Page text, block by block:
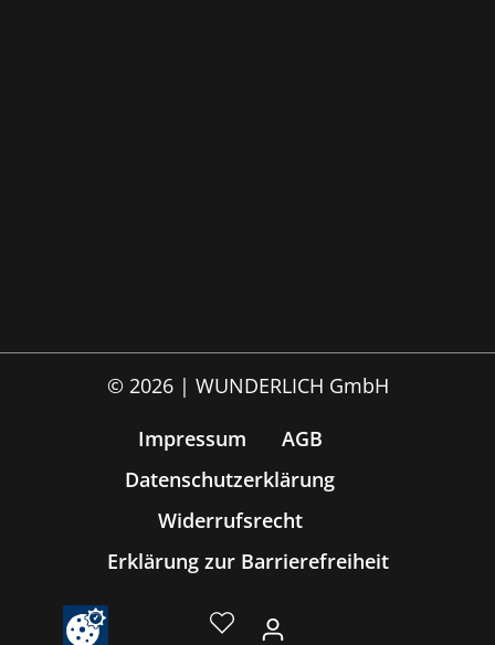
© 2026 | WUNDERLICH GmbH
Impressum
AGB
Datenschutzerklärung
Widerrufsrecht
Erklärung zur Barrierefreiheit